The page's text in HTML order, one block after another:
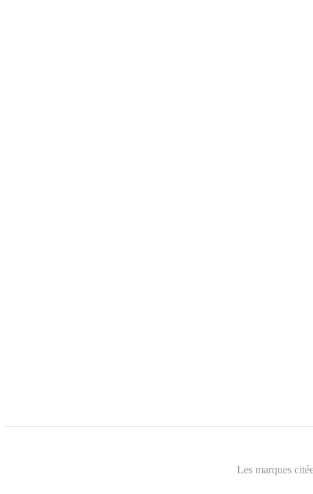
Les marques